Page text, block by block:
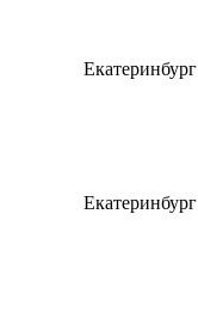
Екатеринбург
Екатеринбург